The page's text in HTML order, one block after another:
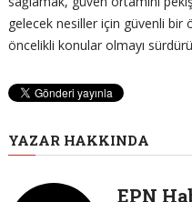
gelecek nesiller için güvenli
öncelikli konular olmayı
YAZAR HAKKINDA
EPN